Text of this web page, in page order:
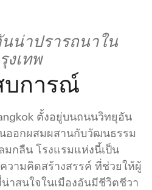
น่าปรารถนาใน
งเทพ
บการณ์
ตั้งอยู่บนถนนวิทยุอัน
ออกผสมผสานกับวัฒนธรรม
มกลืน โรงแรมแห่งนี้เป็น
วามคิดสร้างสรรค์ ที่ช่วยให้ผู้
าสนใจในเมืองอันมีชีวิตชีวา